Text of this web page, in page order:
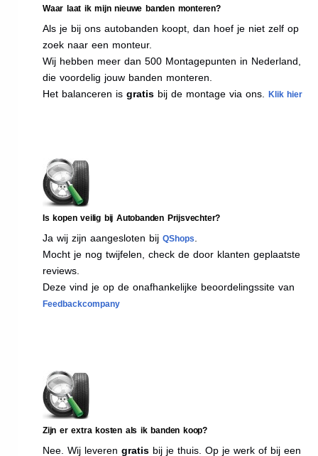
Waar laat ik mijn nieuwe banden monteren?
Als je bij ons autobanden koopt, dan hoef je niet zelf op
zoek naar een monteur.
Wij hebben meer dan 500 Montagepunten in Nederland,
die voordelig jouw banden monteren.
Het balanceren is gratis bij de montage via ons. Klik hier
Is kopen veilig bij Autobanden Prijsvechter?
Ja wij zijn aangesloten bij QShops
Mocht je nog twijfelen, check de door klanten geplaatste
reviews.
Deze vind je op de onafhankelijke beoordelingssite van
Feedbackcompany
Zijn er extra kosten als ik banden koop?
Nee. Wij leveren gratis bij je thuis. Op je werk of bij een